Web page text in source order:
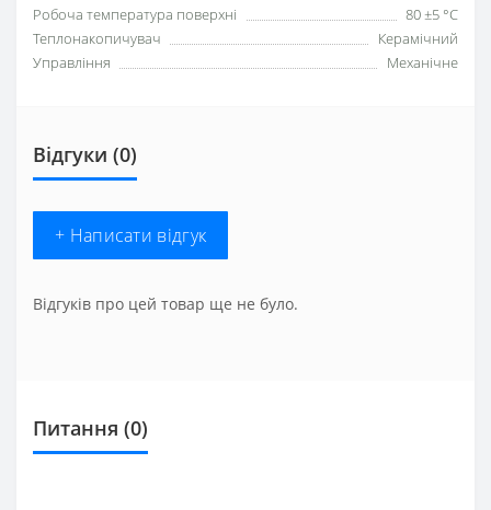
Робоча температура поверхні
80 ±5 °С
Теплонакопичувач
Керамічний
Управління
Механічне
Відгуки (0)
+ Написати відгук
Відгуків про цей товар ще не було.
Питання (0)